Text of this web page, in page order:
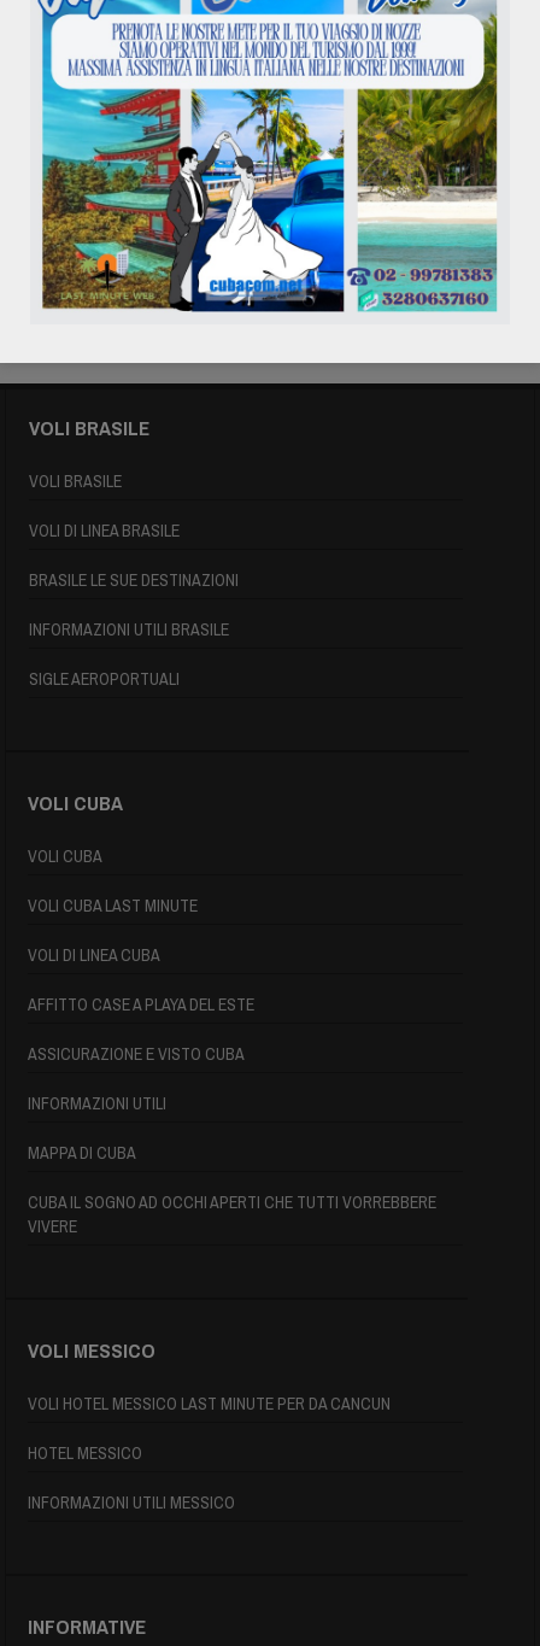
Agosto 2026
M M G V S D
1 2
3 5 6 7 8 9
10 11 12 13 14 15 16
17 18 19 20 21 22 23
24 25 26 27 28 29 30
31
« Mag
VOLI BRASILE
VOLI BRASILE
VOLI DI LINEA BRASILE
BRASILE LE SUE DESTINAZIONI
INFORMAZIONI UTILI BRASILE
SIGLE AEROPORTUALI
VOLI CUBA
VOLI CUBA
VOLI CUBA LAST MINUTE
VOLI DI LINEA CUBA
AFFITTO CASE A PLAYA DEL ESTE
ASSICURAZIONE E VISTO CUBA
INFORMAZIONI UTILI
MAPPA DI CUBA
CUBA IL SOGNO AD OCCHI APERTI CHE TUTTI VORREBBERE
VIVERE
VOLI MESSICO
VOLI HOTEL MESSICO LAST MINUTE PER DA CANCUN
HOTEL MESSICO
INFORMAZIONI UTILI MESSICO
INFORMATIVE